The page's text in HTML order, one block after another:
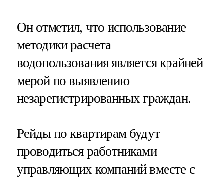
Он отметил, что использование
методики расчета
водопользования является крайней
мерой по выявлению
незарегистрированных граждан.
Рейды по квартирам будут
проводиться работниками
управляющих компаний вместе с